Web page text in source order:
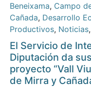
Beneixama, Campo
Cañada, Desarrollo
Productivos, Noticias,
El Servicio de
Diputación da
proyecto “Vall
de Mirra y